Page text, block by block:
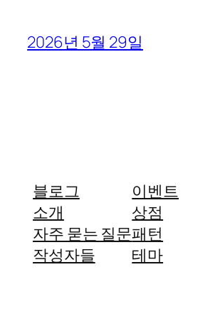
2026년 5월 29일
블로그
소개
자주 묻는 질문
작성자들
이벤트
상점
패턴
테마